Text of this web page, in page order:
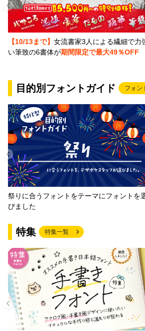
【10/13まで】 女流書家3人による繊細で力
い筆致の6書体が期間限定で最大49％OFF
目的別フォントガイド フォン
祭りに合うフォントをテーマにフォントを
びました
特集 特集一覧